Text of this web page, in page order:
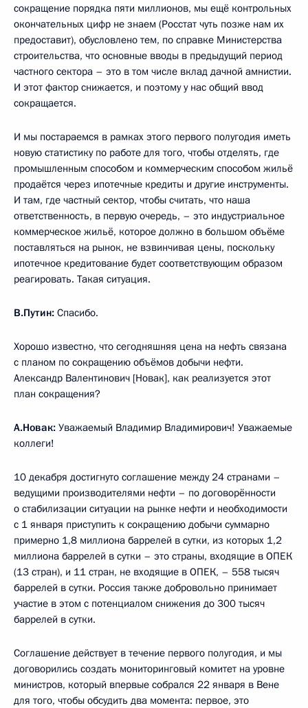
сокращение порядка пяти миллионов, мы ещё контрольных
окончательных цифр не знаем (Росстат чуть позже нам их
предоставит), обусловлено тем, по справке Министерства
строительства, что основные вводы в предыдущий период
частного сектора – это в том числе вклад дачной амнистии.
И этот фактор снижается, и поэтому у нас общий ввод
сокращается.
И мы постараемся в рамках этого первого полугодия иметь
новую статистику по работе для того, чтобы отделять, где
промышленным способом и коммерческим способом жильё
продаётся через ипотечные кредиты и другие инструменты.
И там, где частный сектор, чтобы считать, что наша
ответственность, в первую очередь, – это индустриальное
коммерческое жильё, которое должно в большом объёме
поставляться на рынок, не взвинчивая цены, поскольку
ипотечное кредитование будет соответствующим образом
реагировать. Такая ситуация.
В.Путин: Спасибо.
Хорошо известно, что сегодняшняя цена на нефть связана
с планом по сокращению объёмов добычи нефти.
Александр Валентинович [Новак], как реализуется этот
план сокращения?
А.Новак: Уважаемый Владимир Владимирович! Уважаемые
коллеги!
10 декабря достигнуто соглашение между 24 странами –
ведущими производителями нефти – по договорённости
о стабилизации ситуации на рынке нефти и необходимости
с 1 января приступить к сокращению добычи суммарно
примерно 1,8 миллиона баррелей в сутки, из которых 1,2
миллиона баррелей в сутки – это страны, входящие в ОПЕК
(13 стран), и 11 стран, не входящие в ОПЕК, – 558 тысяч
баррелей в сутки. Россия также добровольно принимает
участие в этом с потенциалом снижения до 300 тысяч
баррелей в сутки.
Соглашение действует в течение первого полугодия, и мы
договорились создать мониторинговый комитет на уровне
министров, который впервые собрался 22 января в Вене
для того, чтобы обсудить два момента: первое, это